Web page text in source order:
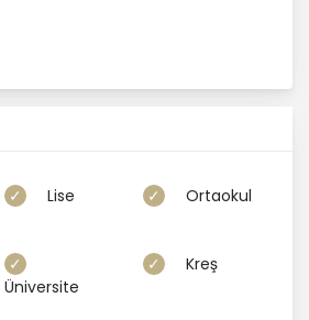
Lise Ortaokul
Üniversite
Kreş